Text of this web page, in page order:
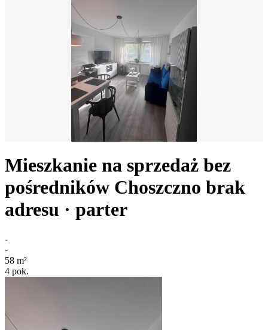
Mieszkanie na sprzedaż bez
pośredników Choszczno brak
adresu · parter
-
-
58 m²
4 pok.